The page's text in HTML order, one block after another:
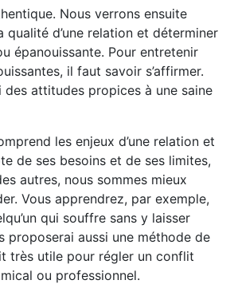
Nous verrons ensuite
qualité d’une relation et déterminer
épanouissante. Pour entretenir
il faut savoir s’affirmer.
attitudes propices à une saine
les enjeux d’une relation et
de ses besoins et de ses limites,
autres, nous sommes mieux
Vous apprendrez, par exemple,
qui souffre sans y laisser
proposerai aussi une méthode de
très utile pour régler un conflit
ou professionnel.